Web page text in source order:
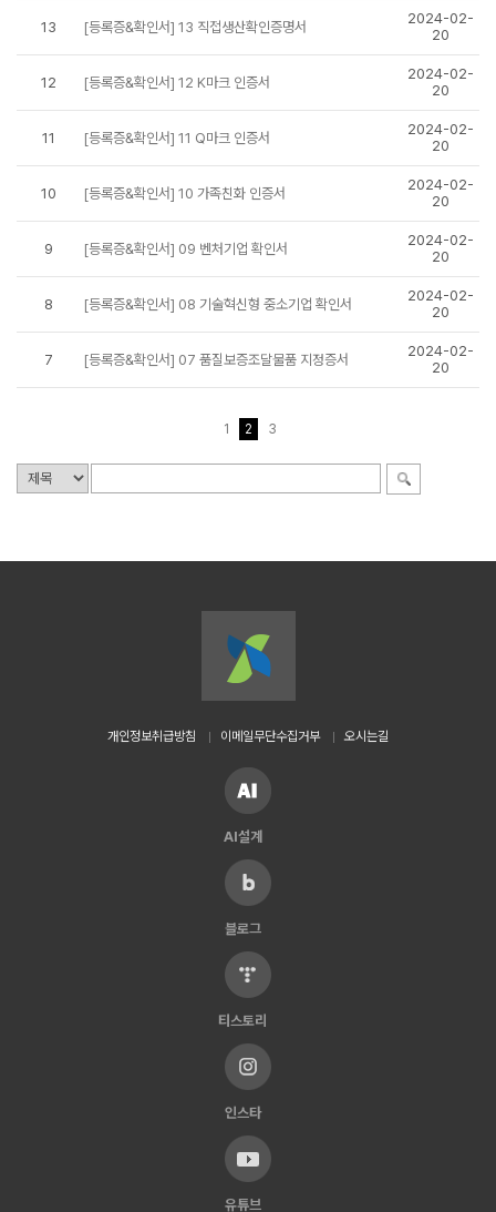
13 [등록증&확인서] 13 직접생산확인증명서
2024-02-
20
12 [등록증&확인서] 12 K마크 인증서
2024-02-
20
11 [등록증&확인서] 11 Q마크 인증서
2024-02-
20
10 [등록증&확인서] 10 가족친화 인증서
2024-02-
20
9 [등록증&확인서] 09 벤처기업 확인서
2024-02-
20
8 [등록증&확인서] 08 기술혁신형 중소기업 확인서
2024-02-
20
7 [등록증&확인서] 07 품질보증조달물품 지정증서
2024-02-
20
1 2 3
개인정보취급방침 이메일무단수집거부 오시는길
AI설계
블로그
티스토리
인스타
유튜브